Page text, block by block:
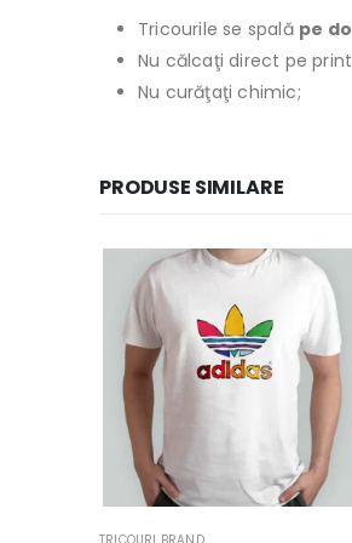
Tricourile se spală pe
Nu călcaţi direct pe
Nu curăţaţi chimic;
PRODUSE SIMILARE